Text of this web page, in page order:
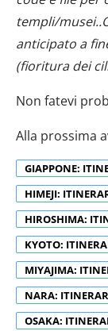
templi/
anticipato a
(fioritura dei
Non fatevi
Alla prossima
GIAPPONE:
HIMEJI:
HIROSHIMA:
KYOTO:
MIYAJIMA:
NARA:
OSAKA: